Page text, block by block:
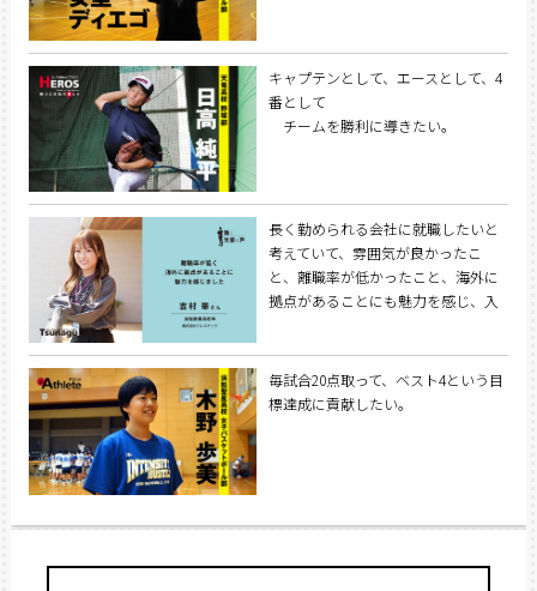
キャプテンとして、エースとして、4
番として
チームを勝利に導きたい。
長く勤められる会社に就職したいと
考えていて、雰囲気が良かったこ
と、離職率が低かったこと、海外に
拠点があることにも魅力を感じ、入
毎試合20点取って、ベスト4という目
標達成に貢献したい。